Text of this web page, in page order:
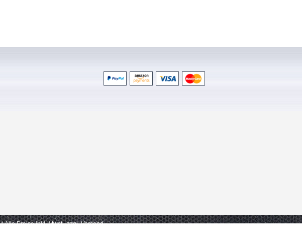
* Alle Preise inkl. Mwst., zzgl. Versand.